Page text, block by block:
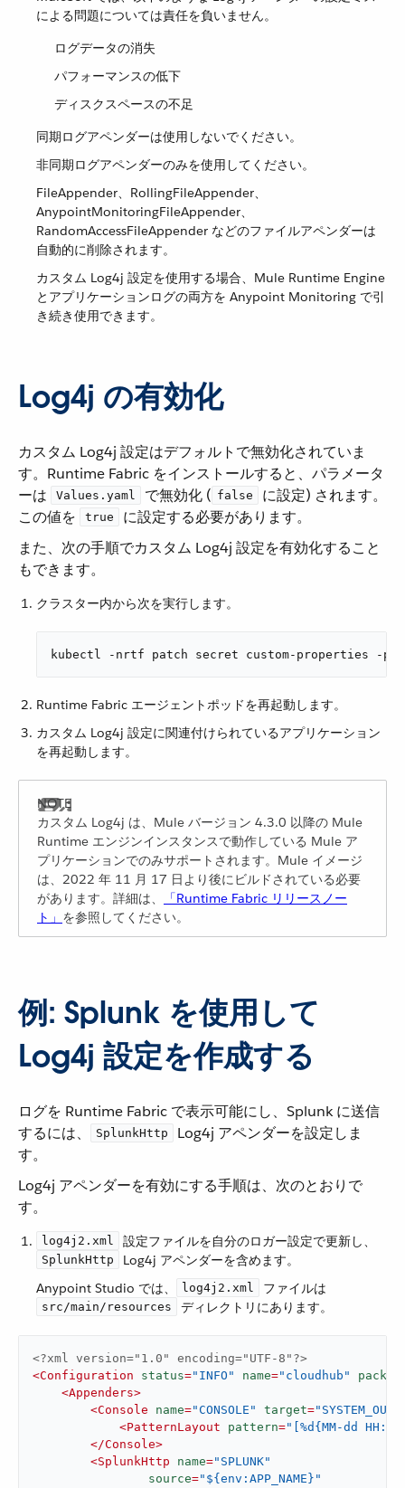
による問題については責任を負いません。
ログデータの消失
パフォーマンスの低下
ディスクスペースの不足
同期ログアペンダーは使用しないでください。
非同期ログアペンダーのみを使用してください。
FileAppender、RollingFileAppender、
AnypointMonitoringFileAppender、
RandomAccessFileAppender などのファイルアペンダーは
自動的に削除されます。
カスタム Log4j 設定を使用する場合、Mule Runtime Engine
とアプリケーションログの両方を Anypoint Monitoring で引
き続き使用できます。
Log4j の有効化
カスタム Log4j 設定はデフォルトで無効化されていま
す。Runtime Fabric をインストールすると、パラメータ
ーは ​
Values.yaml ​ で無効化 (​ false
​ に設定) されます。
この値を ​
true
​ に設定する必要があります。
また、次の手順でカスタム Log4j 設定を有効化すること
もできます。
クラスター内から次を実行します。
kubectl -nrtf patch secret custom-properties -p
Runtime Fabric エージェントポッドを再起動します。
カスタム Log4j 設定に関連付けられているアプリケーション
を再起動します。
カスタム Log4j は、Mule バージョン 4.3.0 以降の Mule
Runtime エンジンインスタンスで動作している Mule ア
プリケーションでのみサポートされます。Mule イメージ
は、2022 年 11 月 17 日より後にビルドされている必要
があります。詳細は、​
「Runtime Fabric リリースノー
ト」 ​を参照してください。
例: Splunk を使用して
Log4j 設定を作成する
ログを Runtime Fabric で表示可能にし、Splunk に送信
するには、​
SplunkHttp
​ Log4j アペンダーを設定しま
す。
Log4j アペンダーを有効にする手順は、次のとおりで
す。
log4j2.xml ​ 設定ファイルを自分のロガー設定で更新し、​
SplunkHttp
​ Log4j アペンダーを含めます。
Anypoint Studio では、​
log4j2.xml ​ ファイルは ​
src/main/resources ​ ディレクトリにあります。
<?xml version="1.0" encoding="UTF-8"?>
<Configuration status="INFO" name="cloudhub"
<Appenders>
<Console name="CONSOLE" target="SYSTEM_OUT"
<PatternLayout pattern="[%d{MM-dd
</Console>
<SplunkHttp name="SPLUNK"
source="${env:APP_NAME}"